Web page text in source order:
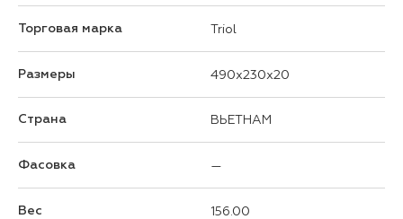
Торговая марка Triol
Размеры 490x230x20
Страна ВЬЕТНАМ
Фасовка —
Вес 156.00